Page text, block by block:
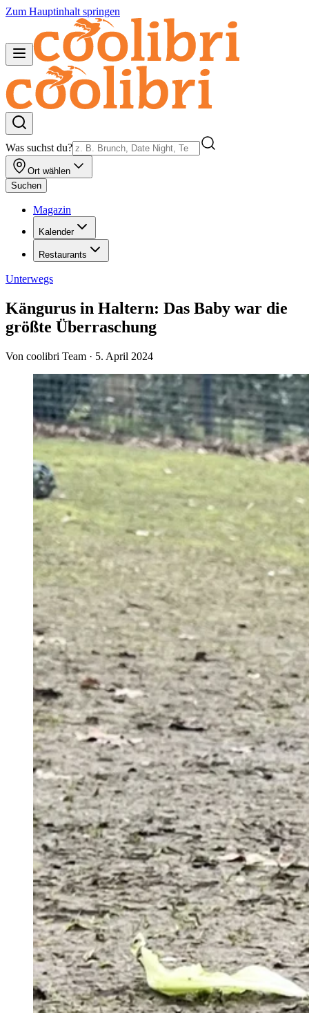
Zum Hauptinhalt springen
Was suchst du?
Ort wählen
Suchen
Magazin
Kalender
Restaurants
Unterwegs
Kängurus in Haltern: Das Baby war die
größte Überraschung
Von coolibri Team · 5. April 2024